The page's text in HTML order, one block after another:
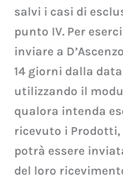
salvi i casi di
punto IV. Per
inviare a
14 giorni dalla
utilizzando il
qualora intenda
ricevuto i Prodotti,
potrà essere
del loro